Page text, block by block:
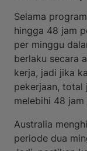
Selama
hingga 48 jam
per minggu
berlaku secara
kerja, jadi jika
pekerjaan, total
melebihi 48
Australia
periode dua